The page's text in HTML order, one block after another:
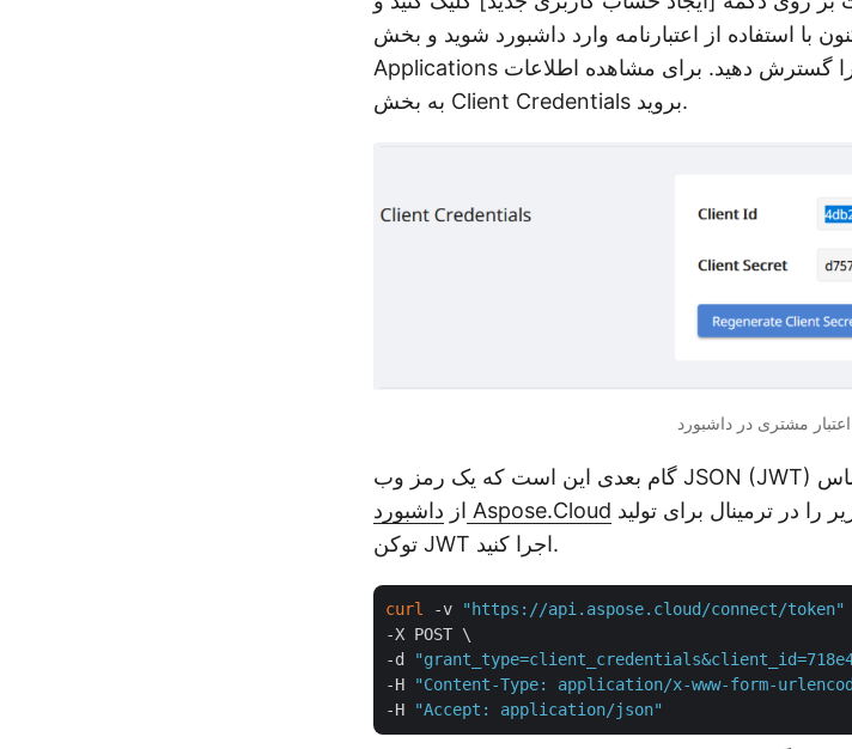
با استفاده از اعتبارنامه وارد داشبورد شوید و بخش
Applications را گسترش دهید. برای مشاهده اطلاعات Client ID و Client Secret به سمت پایین
به بخش Client Credentials بروید.
گام بعدی این است که یک رمز وب JSON (JWT) بر اساس ClientID و جزئیات ClientSecret که
از داشبورد Aspose.Cloud
توکن JWT اجرا کنید.
curl -v "https://api.aspose.cloud/connect/token"
-X POST \
-d
-H
"Content-Type: application/x-www-form-
-H
"Accept: application/json"